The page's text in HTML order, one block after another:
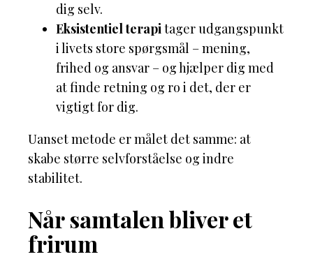
dig selv.
Eksistentiel terapitager udgangspunkt
i livets store spørgsmål – mening,
frihed og ansvar – og hjælper dig med
at finde retning og ro i det, der er
vigtigt for dig.
Uanset metode er målet det samme: at
skabe større selvforståelse og indre
stabilitet.
Når samtalen bliver et
frirum